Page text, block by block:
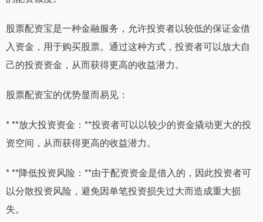
股票配资宝是一种金融服务，允许投资者以较低的保证金借
入资金，用于购买股票。通过这种方式，投资者可以放大自
己的投资资金，从而获得更高的收益潜力。
股票配资宝的优势显而易见：
* **放大投资资金：**投资者可以以较少的资金撬动更大的投
资空间，从而获得更高的收益潜力。
* **降低投资风险：**由于配资资金是借入的，因此投资者可
以分散投资风险，避免因单笔投资损失过大而造成重大损
失。